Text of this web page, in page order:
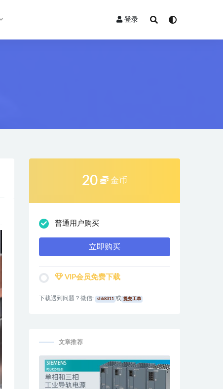
登录
20 金币
普通用户购买
立即购买
VIP会员免费下载
下载遇到问题？微信: shb8311 或 提交工单
文章推荐